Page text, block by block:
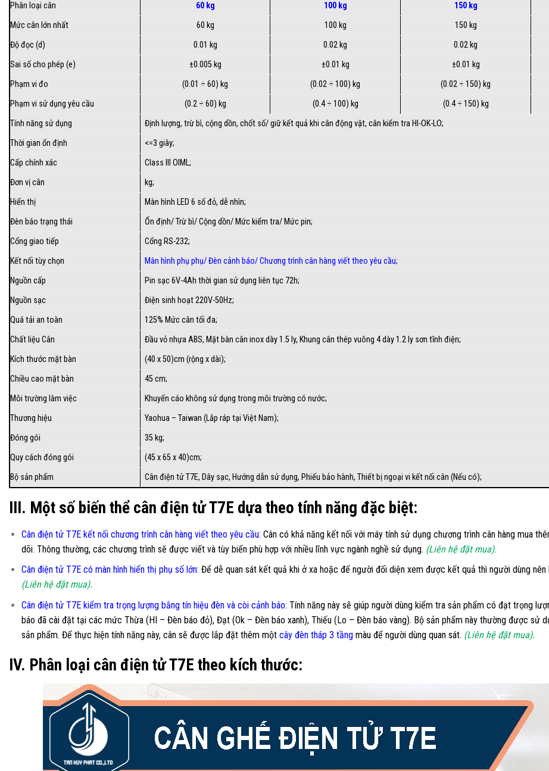
Phân loại cân 60 kg 100 kg 150 kg
Mức cân lớn nhất
60 kg 100 kg 150 kg
Độ đọc (d)
0.01 kg 0.02 kg 0.02 kg
Sai số cho phép (e)
±0.005 kg ±0.01 kg ±0.01 kg
Phạm vi đo
(0.01 ÷ 60) kg (0.02 ÷ 100) kg (0.02 ÷ 150) kg
Phạm vi sử dụng yêu cầu
(0.2 ÷ 60) kg (0.4 ÷ 100) kg (0.4 ÷ 150) kg
Tính năng sử dụng
Định lượng, trừ bì, cộng dồn, chốt số/ giữ kết quả khi cân động vật, cân kiểm tra HI-OK-LO;
Thời gian ổn định
<=3 giây;
Cấp chính xác
Class III OIML;
Đơn vị cân
kg;
Hiển thị
Màn hình LED 6 số đỏ, dễ nhìn;
Đèn báo trạng thái
Ổn định/ Trừ bì/ Cộng dồn/ Mức kiểm tra/ Mức pin;
Cổng giao tiếp
Cổng RS-232;
Kết nối tùy chọn
Màn hình phụ phụ/Đèn cảnh báo/Chương trình cân hàng viết theo yêu cầu;
Nguồn cấp
Pin sạc 6V-4Ah thời gian sử dụng liên tục 72h;
Nguồn sạc
Điện sinh hoạt 220V-50Hz;
Quá tải an toàn
125% Mức cân tối đa;
Chất liệu Cân
Đầu vỏ nhựa ABS, Mặt bàn cân inox dày 1.5 ly, Khung cân thép vuông 4 dày 1.2 ly sơn tĩnh điện;
Kích thước mặt bàn
(40 x 50)cm (rộng x dài);
Chiều cao mặt bàn
45 cm;
Môi trường làm việc
Khuyến cáo không sử dụng trong môi trường có nước;
Thương hiệu
Yaohua – Taiwan (Lắp ráp tại Việt Nam);
Đóng gói
35 kg;
Quy cách đóng gói
(45 x 65 x 40)cm;
Bộ sản phẩm
Cân điện tử T7E, Dây sạc, Hướng dẫn sử dụng, Phiếu bảo hành, Thiết bị ngoại vi kết nối cân (Nếu có);
III. Một số biến thể cân điện tử T7E dựa theo tính năng đặc biệt:
Cân điện tử T7E kết nối chương trình cân hàng viết theo yêu cầu: Cân có khả năng kết nối với máy tính sử dụng chương trình cân hàng mua
dõi. Thông thường, các chương trình sẽ được viết và tùy biến phù hợp với nhiều lĩnh vực ngành nghề sử dụng. (Liên hệ đặt mua).
Cân điện tử T7E có màn hình hiển thị phụ số lớn: Để dễ quan sát kết quả khi ở xa hoặc để người đối diện xem được kết quả thì người dùng
(Liên hệ đặt mua).
Cân điện tử T7E kiểm tra trọng lượng bằng tín hiệu đèn và còi cảnh báo: Tính năng này sẽ giúp người dùng kiểm tra sản phẩm có đạt trọng
báo đã cài đặt tại các mức Thừa (HI – Đèn báo đỏ), Đạt (Ok – Đèn báo xanh), Thiếu (Lo – Đèn báo vàng). Bộ sản phẩm này thường được sử
sản phẩm. Để thực hiện tính năng này, cân sẽ được lắp đặt thêm một cây đèn tháp 3 tầngmàu để người dùng quan sát. (Liên hệ đặt mua).
IV. Phân loại cân điện tử T7E theo kích thước: